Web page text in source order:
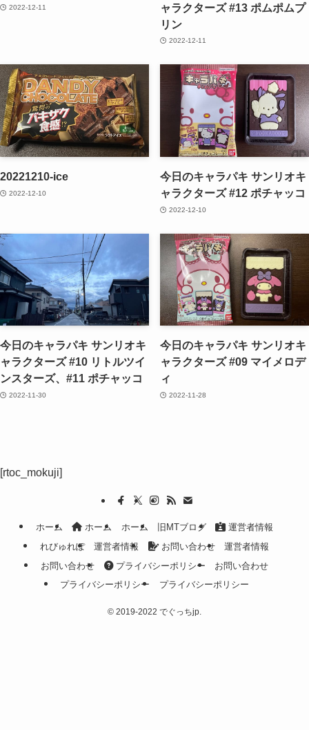
2022-12-11
ャラクターズ #13 ポムポムプ
リン
2022-12-11
20221210-ice
2022-12-10
今日のキャラパキ サンリオキ
ャラクターズ #12 ポチャッコ
2022-12-10
今日のキャラパキ サンリオキ
ャラクターズ #10 リトルツイ
ンスターズ、#11 ポチャッコ
2022-11-30
今日のキャラパキ サンリオキ
ャラクターズ #09 マイメロデ
ィ
2022-11-28
[rtoc_mokuji]
ホーム ホーム ホーム 旧MTブログ
運営者情報
れびゅれぽ
運営者情報 お問い合わせ
運営者情報
お問い合わせ
プライバシーポリシー
お問い合わせ
プライバシーポリシー
プライバシーポリシー
© 2019-2022 でぐっちjp.